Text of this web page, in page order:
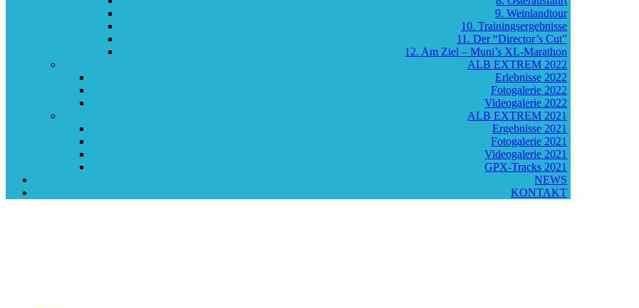
9. Weinlandtour
10. Trainingsergebnisse
11. Der “Director’s Cut”
12. Am Ziel – Muni’s XL-Marathon
ALB EXTREM 2022
Erlebnisse 2022
Fotogalerie 2022
Videogalerie 2022
ALB EXTREM 2021
Ergebnisse 2021
Fotogalerie 2021
Videogalerie 2021
GPX-Tracks 2021
NEWS
KONTAKT